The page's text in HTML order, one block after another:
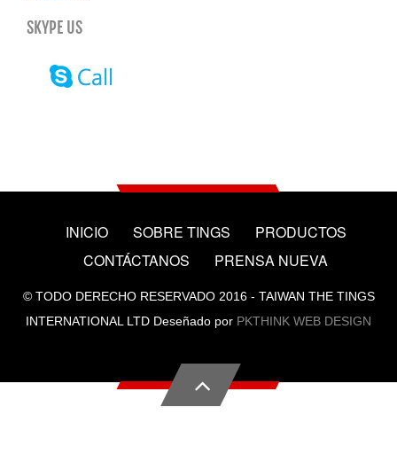
SKYPE US
INICIO SOBRE TINGS
PRODUCTOS
CONTÁCTANOS
PRENSA NUEVA
© TODO DERECHO RESERVADO 2016 - TAIWAN THE TINGS
INTERNATIONAL LTD Deseñado por PKTHINK WEB DESIGN